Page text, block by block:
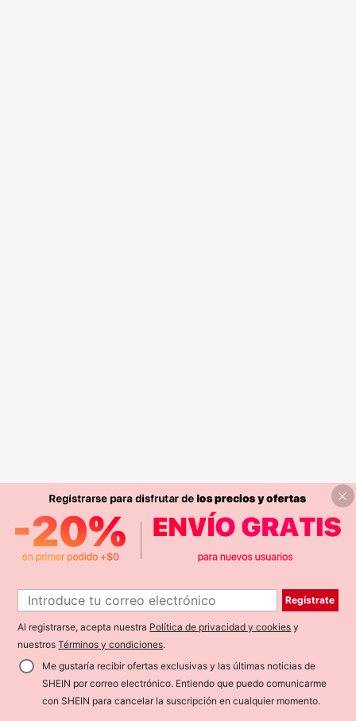
Regístrate
Al registrarse, acepta nuestra Política de privacidad y cookies y
nuestrosTérminos y condiciones.
Me gustaría recibir ofertas exclusivas y las últimas noticias de
SHEIN por correo electrónico. Entiendo que puedo comunicarme
con SHEIN para cancelar la suscripción en cualquier momento.